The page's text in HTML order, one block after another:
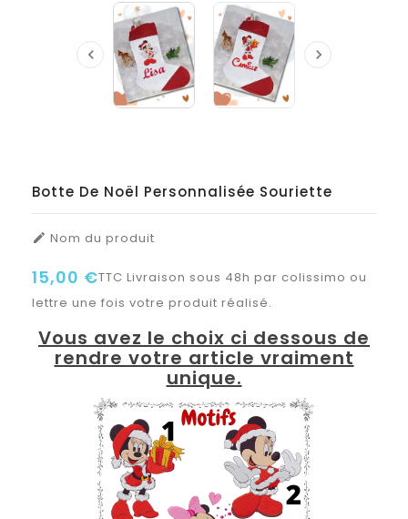
 
Botte De Noël Personnalisée Souriette
 Nom du produit
15,00 €TTC Livraison sous 48h par colissimo ou
lettre une fois votre produit réalisé.
Vous avez le choix ci dessous de
rendre votre article vraiment
unique.